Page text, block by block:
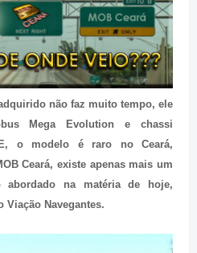
não faz muito tempo, ele
Mega Evolution e chassi
o modelo é raro no Ceará,
Ceará, existe apenas mais um
na matéria de hoje,
Viação Navegantes.